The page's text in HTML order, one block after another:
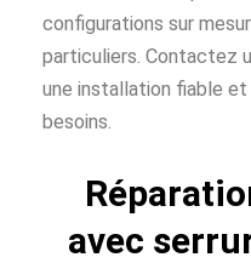
configurations sur
particuliers. Contactez
une installation fiable
besoins.
avec